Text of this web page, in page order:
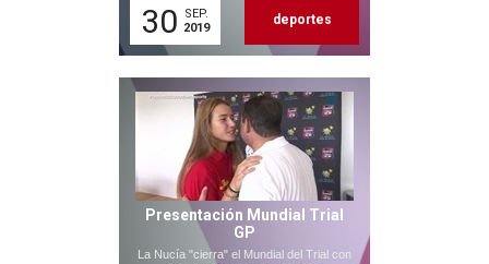
30
SEP.
2019
deportes
Presentación Mundial Trial
GP
La Nucía "cierra" el Mundial del Trial con